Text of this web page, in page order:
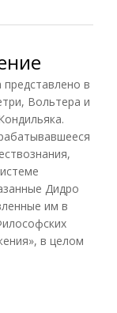
в
Вольтера и
Дидро
им в
в целом